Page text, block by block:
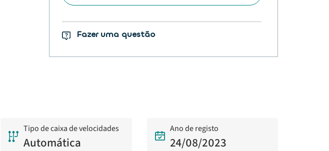
Fazer uma questão
Tipo de caixa de velocidades
Automática
Ano de registo
24/08/2023